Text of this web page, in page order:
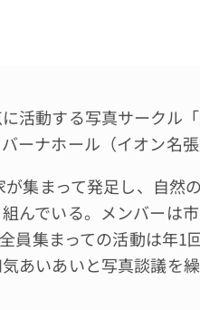
活動する写真サークル
ーナホール（イオン名
集まって発足し、自然
んでいる。メンバーは
員集まっての活動は年
あいあいと写真談議を繰